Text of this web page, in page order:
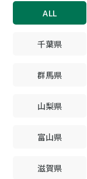
ALL
千葉県
群馬県
山梨県
富山県
滋賀県